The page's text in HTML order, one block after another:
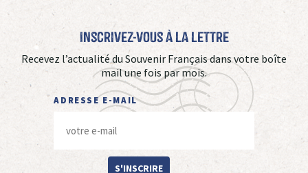
Inscrivez-vous à La Lettre
Recevez l’actualité du Souvenir Français dans votre boîte
mail une fois par mois.
ADRESSE E-MAIL
S'INSCRIRE